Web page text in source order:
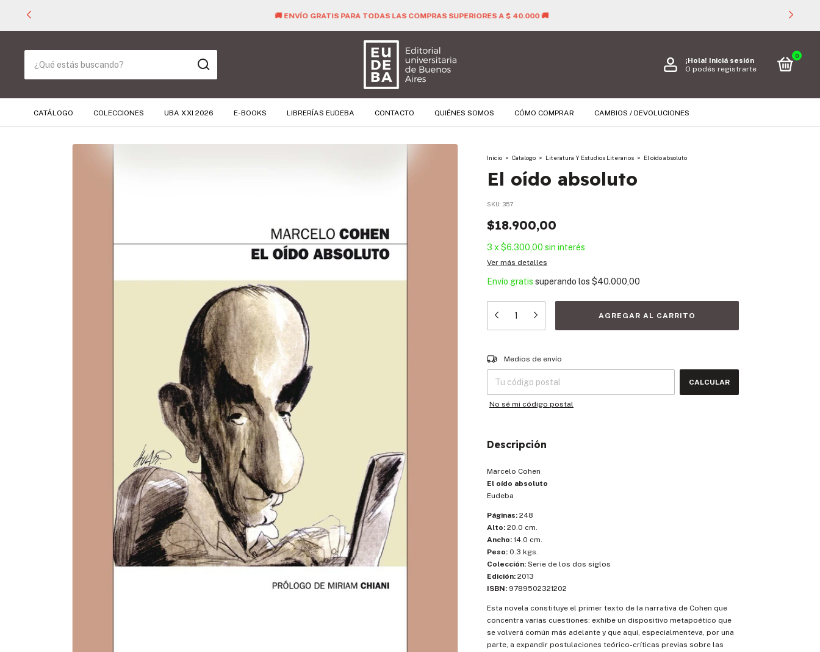
🚚 ENVÍO GRATIS PARA TODAS LAS COMPRAS SUPERIORES A $ 40.000 🚚
¡Hola! Iniciá sesión
O podés registrarte
0
CATÁLOGO COLECCIONES UBA XXI 2026 E-BOOKS LIBRERÍAS EUDEBA CONTACTO QUIÉNES SOMOS CÓMO COMPRAR CAMBIOS / DEVOLUCIONES
Inicio > Catalogo > Literatura Y Estudios Literarios > El oído absoluto
El oído absoluto
SKU: 357
$18.900,00
3 x $6.300,00 sin interés
Ver más detalles
Envío gratis superando los $40.000,00
Entregas para el CP:
Medios de envío
CALCULAR
No sé mi código postal
Descripción
Marcelo Cohen
El oído absoluto
Eudeba
Páginas: 248
Alto: 20.0 cm.
Ancho: 14.0 cm.
Peso: 0.3 kgs.
Colección: Serie de los dos siglos
Edición: 2013
ISBN: 9789502321202
Esta novela constituye el primer texto de la narrativa de Cohen que
concentra varias cuestiones: exhibe un dispositivo metapoético que
se volverá común más adelante y que aquí, especialmenteva, por una
parte, a expandir postulaciones teórico-críticas previas sobre las